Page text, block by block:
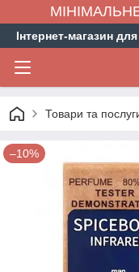
Інтернет-магазин
Товари та
–10%